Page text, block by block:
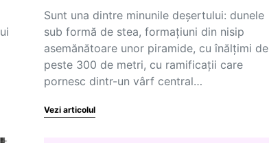
Sunt una dintre minunile deşertului: dunele
sub formă de stea, formaţiuni din nisip
asemănătoare unor piramide, cu înălţimi de
peste 300 de metri, cu ramificaţii care
pornesc dintr-un vârf central…
Vezi articolul